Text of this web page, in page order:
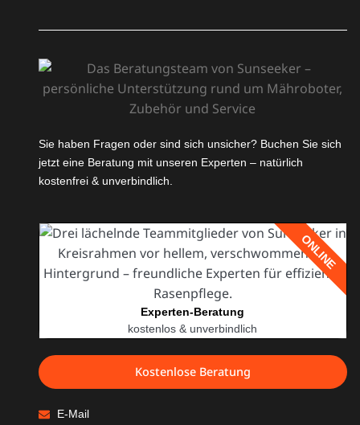
Sie haben Fragen oder sind sich unsicher? Buchen Sie sich
jetzt eine Beratung mit unseren Experten – natürlich
kostenfrei & unverbindlich.
Experten-Beratung
kostenlos & unverbindlich
ONLINE
Kostenlose Beratung
E-Mail